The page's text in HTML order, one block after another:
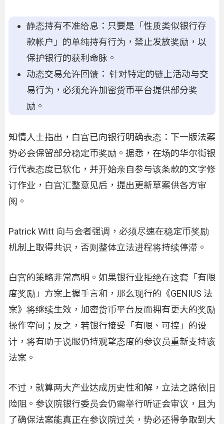
静态持有不准给息：只要是「性质类似银行存
款帐户」的单纯持有行为，禁止发放奖励，以
保护银行的获利命脉。
动态交易允许回馈： 针对特定的链上活动与交
易行为，必须允许加密货币平台提供部分奖
励。
知情人士指出，白宫已向银行明确表态：下一版法案
势必会保留部分稳定币奖励。据悉，在场的华尔街银
行代表态度已软化，并开始亲自参与该条款的文字修
订作业，白宫汇整意见后，提出更新草案供各方审
阅。
Patrick Witt 向与会者强调，必须尽速在稳定币奖励
机制上取得共识，否则整体立法进程将持续停滞。
白宫的策略非常高明。如果银行业拒绝在这套「有限
度奖励」方案上握手言和，那么现行的《GENIUS 法
案》将继续生效，加密货币平台反而拥有更大的奖励
操作空间；反之，若银行接受「有限、可控」的设
计，将有助于说服仍持观望态度的参议员重新支持该
法案。
不过，就算两大产业达成历史性和解，立法之路依旧
险阻。参议院银行委员会仍需举行听证会审议，且为
了确保法案能真正在参议院过关，势必还得争取到大